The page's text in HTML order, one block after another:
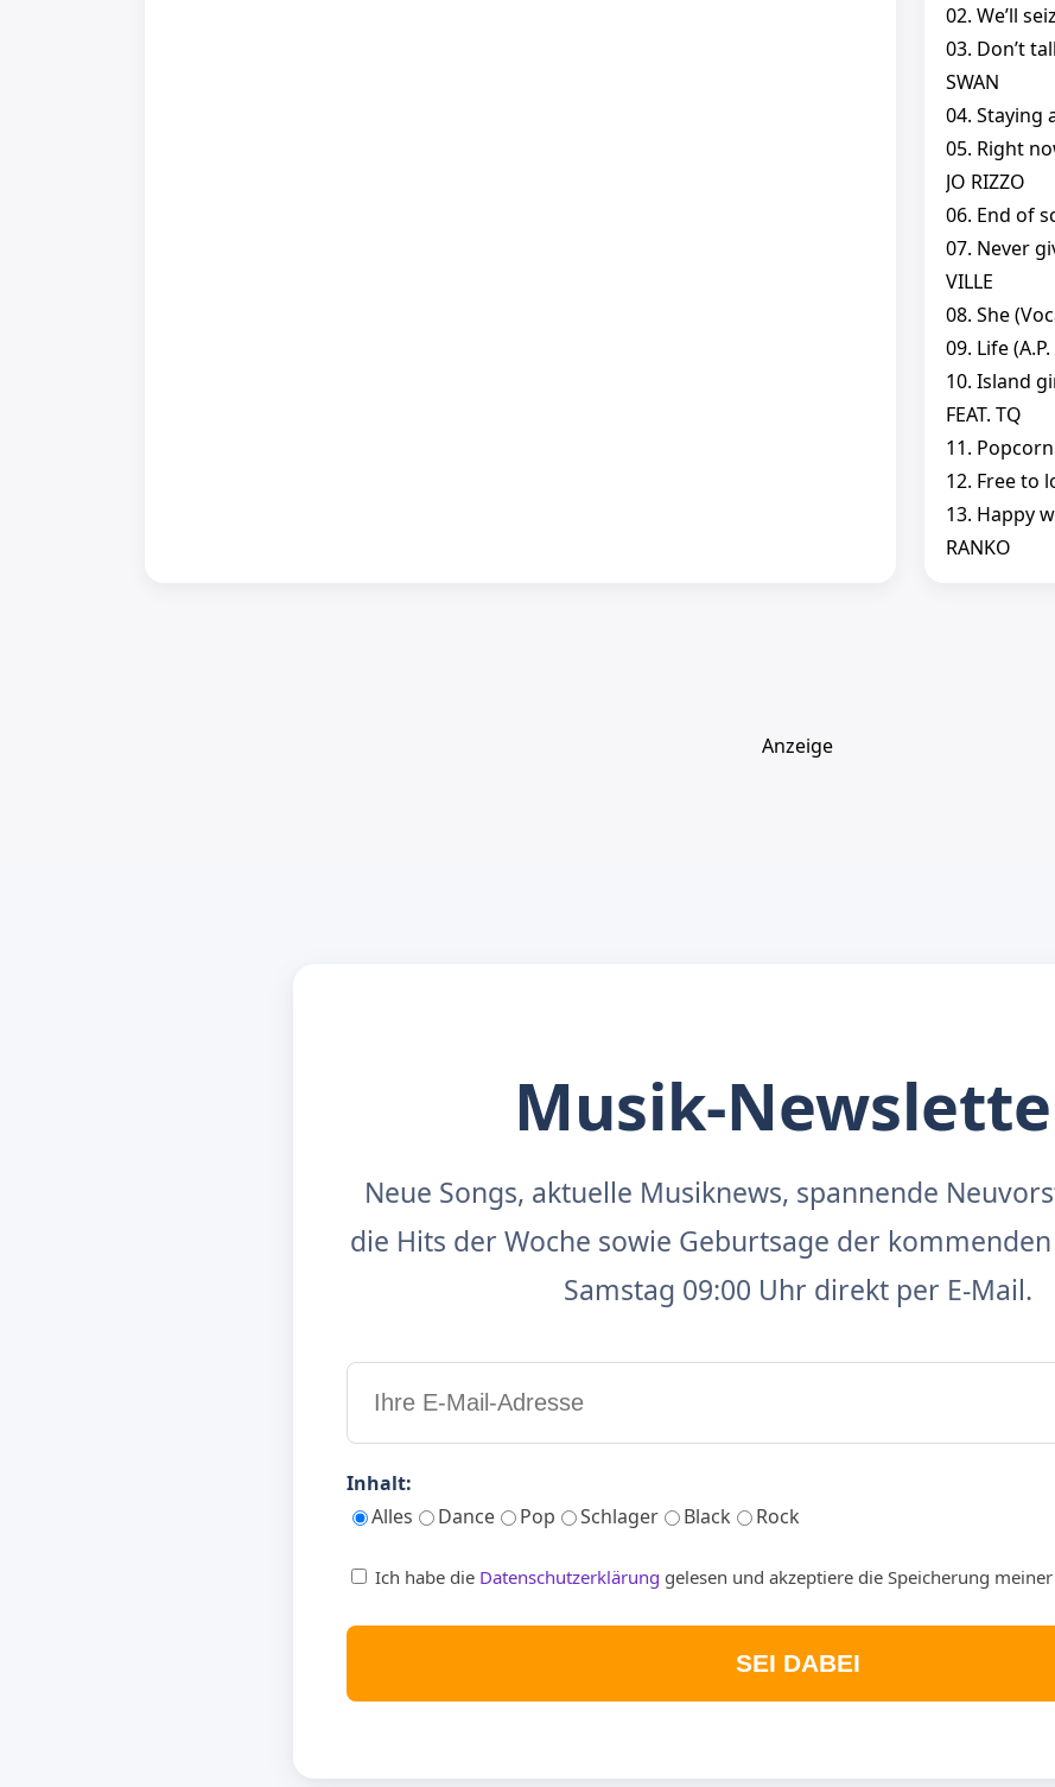
02. We’ll
03. Don’t
SWAN
04. Staying
05. Right
JO RIZZO
06. End of
07. Never
VILLE
08. She
09. Life
10. Island
FEAT. TQ
11.
12. Free to
13. Happy
RANKO
Anzeige
Musik-
Neue Songs, aktuelle Musiknews, spannende
die Hits der Woche sowie Geburtsage der
Samstag 09:00 Uhr direkt per E-Mail.
Inhalt:
Alles
Dance Pop Schlager Black Rock
Ich habe die Datenschutzerklärung gelesen und akzeptiere die Speicherung
SEI DABEI